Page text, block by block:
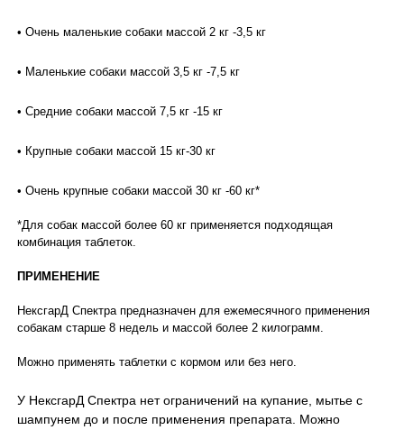
• Очень маленькие собаки массой 2 кг -3,5 кг
• Маленькие собаки массой 3,5 кг -7,5 кг
• Средние собаки массой 7,5 кг -15 кг
• Крупные собаки массой 15 кг-30 кг
• Очень крупные собаки массой 30 кг -60 кг*
*Для собак массой более 60 кг применяется подходящая
комбинация таблеток.
ПРИМЕНЕНИЕ
НексгарД Спектра предназначен для ежемесячного применения
собакам старше 8 недель и массой более 2 килограмм.
Можно применять таблетки с кормом или без него.
У НексгарД Спектра нет ограничений на купание, мытье с
шампунем до и после применения препарата. Можно